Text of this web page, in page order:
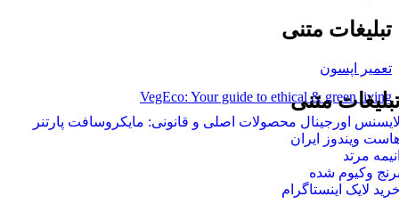
تبلیغات متنی
تعمیر اپسون
VegEco: Your guide to ethical & green living
متنی
اورجینال محصولات اصلی و قانونی: مایکروسافت پارتنر
ویندوز ایران
مرتد
وکیوم شده
لایک اینستاگرام